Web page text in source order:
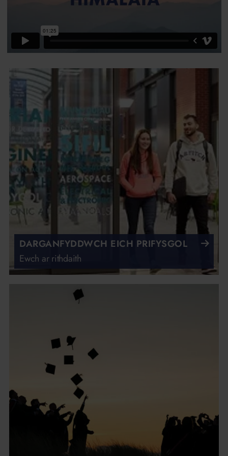
DARGANFYDDWCH EICH PRIFYSGOL
Ewch ar rithdaith